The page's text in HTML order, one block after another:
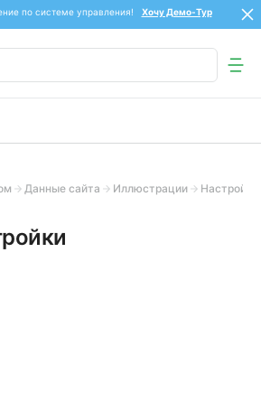
по системе управления! Хочу Демо-Тур
Данные сайта Иллюстрации